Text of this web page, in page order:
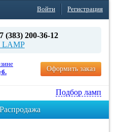
Войти Регистрация
(383) 200-36-12
LAMP
Оформить заказ
Подбор ламп
Распродажа